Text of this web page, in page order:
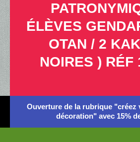
ÉLÈVES
OTAN / 2
NOIRES ) RÉF
Ouverture de la rubrique "créez
décoration" avec 15%